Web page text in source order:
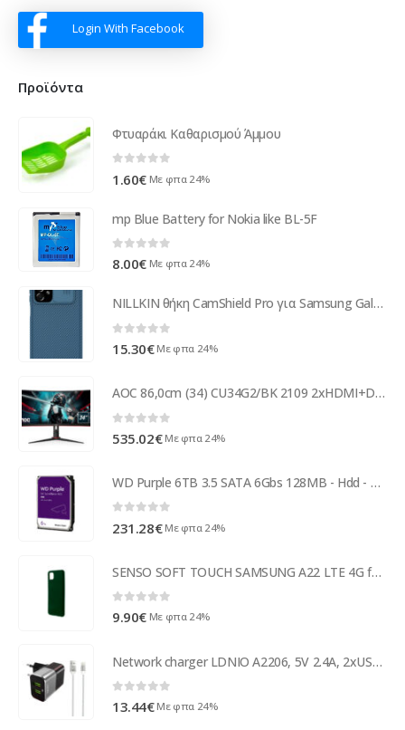
Login With Facebook
Προϊόντα
Φτυαράκι Καθαρισμού Άμμου
1.60€ Με φπα 24%
mp Blue Battery for Nokia like BL-5F
0 out of 5
8.00€ Με φπα 24%
NILLKIN θήκη CamShield Pro για Samsung Galaxy A73 5G, μπλε
15.30€ Με φπα 24%
AOC 86,0cm (34) CU34G2/BK 2109 2xHDMI+DP+USB Curved CU34G2/BK
535.02€ Με φπα 24%
WD Purple 6TB 3.5 SATA 6Gbs 128MB - Hdd - Serial ATA WD62PURZ
231.28€ Με φπα 24%
SENSO SOFT TOUCH SAMSUNG A22 LTE 4G forest green backcover
0 out of 5
9.90€ Με φπα 24%
Network charger LDNIO A2206, 5V 2.4A, 2xUSB, With cable for iPhone 5/6/7SE, Gray - 14740
0 out of 5
13.44€ Με φπα 24%